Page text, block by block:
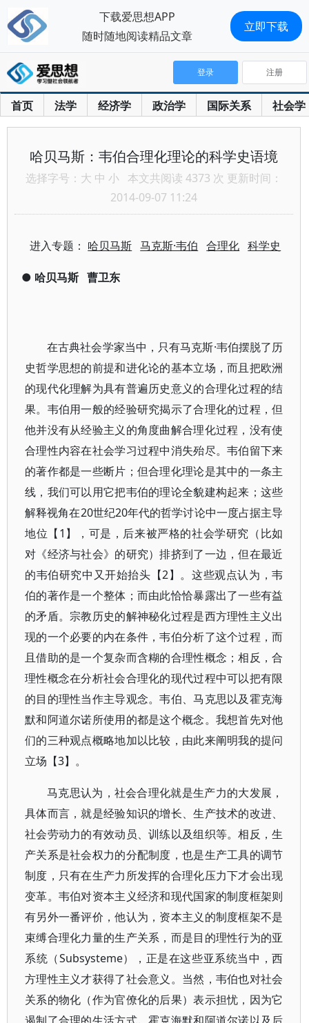
首页 法学 经济学 政治学 国际关系 社会学
登录 注册
哈贝马斯：韦伯合理化理论的科学史语境
选择字号： 大 中 小 本文共阅读 4373 次 更新时间：
2014-09-07 11:24
进入专题： 哈贝马斯 马克斯·韦伯 合理化 科学史
● 哈贝马斯 曹卫东
在古典社会学家当中，只有马克斯·韦伯摆脱了历
史哲学思想的前提和进化论的基本立场，而且把欧洲
的现代化理解为具有普遍历史意义的合理化过程的结
果。韦伯用一般的经验研究揭示了合理化的过程，但
他并没有从经验主义的角度曲解合理化过程，没有使
合理性内容在社会学习过程中消失殆尽。韦伯留下来
的著作都是一些断片；但合理化理论是其中的一条主
线，我们可以用它把韦伯的理论全貌建构起来；这些
解释视角在20世纪20年代的哲学讨论中一度占据主导
地位【1】，可是，后来被严格的社会学研究（比如
对《经济与社会》的研究）排挤到了一边，但在最近
的韦伯研究中又开始抬头【2】。这些观点认为，韦
伯的著作是一个整体；而由此恰恰暴露出了一些有益
的矛盾。宗教历史的解神秘化过程是西方理性主义出
现的一个必要的内在条件，韦伯分析了这个过程，而
且借助的是一个复杂而含糊的合理性概念；相反，合
理性概念在分析社会合理化的现代过程中可以把有限
的目的理性当作主导观念。韦伯、马克思以及霍克海
默和阿道尔诺所使用的都是这个概念。我想首先对他
们的三种观点概略地加以比较，由此来阐明我的提问
立场【3】。
马克思认为，社会合理化就是生产力的大发展，
具体而言，就是经验知识的增长、生产技术的改进、
社会劳动力的有效动员、训练以及组织等。相反，生
产关系是社会权力的分配制度，也是生产工具的调节
制度，只有在生产力所发挥的合理化压力下才会出现
变革。韦伯对资本主义经济和现代国家的制度框架则
有另外一番评价，他认为，资本主义的制度框架不是
束缚合理化力量的生产关系，而是目的理性行为的亚
系统（Subsysteme），正是在这些亚系统当中，西
方理性主义才获得了社会意义。当然，韦伯也对社会
关系的物化（作为官僚化的后果）表示担忧，因为它
下载爱思想APP
随时随地阅读精品文章
立即下载